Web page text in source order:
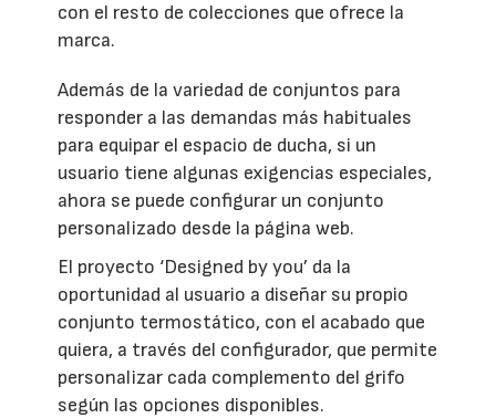
con el resto de colecciones que ofrece la
marca.
Además de la variedad de conjuntos para
responder a las demandas más habituales
para equipar el espacio de ducha, si un
usuario tiene algunas exigencias especiales,
ahora se puede configurar un conjunto
personalizado desde la página web.
El proyecto ‘Designed by you’ da la
oportunidad al usuario a diseñar su propio
conjunto termostático, con el acabado que
quiera, a través del configurador, que permite
personalizar cada complemento del grifo
según las opciones disponibles.